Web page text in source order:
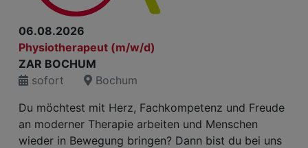
06.08.2026
Physiotherapeut (m/w/d)
ZAR BOCHUM
sofort
Bochum
Du möchtest mit Herz, Fachkompetenz und Freude
an moderner Therapie arbeiten und Menschen
wieder in Bewegung bringen? Dann bist du bei uns